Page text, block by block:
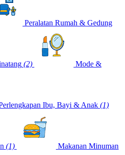
Peralatan Rumah & Gedung
(2) Mode &
Ibu, Bayi & Anak (1)
(1) Makanan Minuman